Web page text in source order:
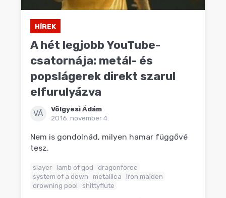
HÍREK
A hét legjobb YouTube-
csatornája: metál- és
popslágerek direkt szarul
elfurulyázva
VÁ
Völgyesi Ádám
2016. november 4.
Nem is gondolnád, milyen hamar függővé
tesz.
slayer lamb of god
dragonforce
system of a down
metallica
iron maiden
drowning pool
shittyflute